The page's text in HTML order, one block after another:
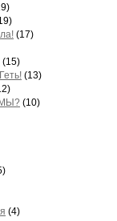
(17)
(15)
(13)
(10)
(4)